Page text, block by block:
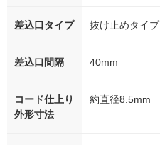
差込口タイプ 抜け止めタイプ
差込口間隔 40mm
コード仕上り
外形寸法
約直径8.5mm